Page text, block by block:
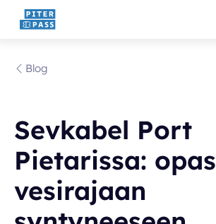
Blog
Sevkabel Port
Pietarissa: opas
vesirajaan